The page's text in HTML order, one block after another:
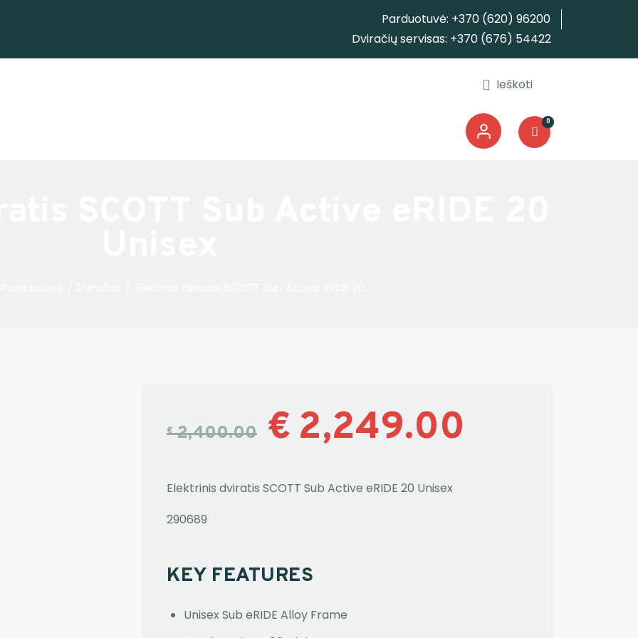
Parduotuvė: +370 (620) 96200
Dviračių servisas: +370 (676) 54422
0
Priedai
€ 2,400.00 € 2,249.00
Elektrinis dviratis SCOTT Sub Active eRIDE 20 Unisex
290689
KEY FEATURES
Unisex Sub eRIDE Alloy Frame